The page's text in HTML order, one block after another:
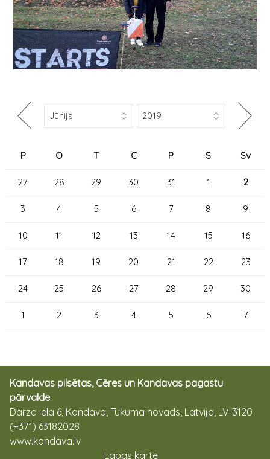
P O T C P S Sv
27 28 29 30 31 1 2
3 4 5 6 7 8 9
10 11 12 13 14 15 16
17 18 19 20 21 22 23
24 25 26 27 28 29 30
1 2 3 4 5 6 7
Kandavas pilsētas, Cēres un Kandavas pagastu
pārvalde
Dārza iela 6, Kandava, Tukuma novads, Latvija, LV-3120
(+371) 63182028
www.kandava.lv
Lapas karte